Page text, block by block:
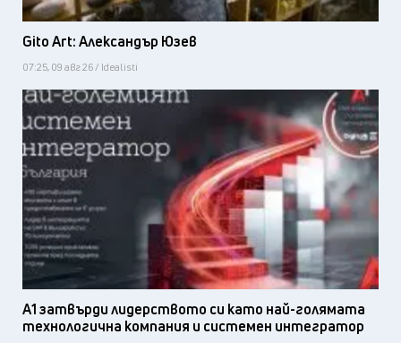
Gito Art: Александър Юзев
07:25, 09 авг 26 / Idealisti
А1 затвърди лидерството си като най-голямата
технологична компания и системен интегратор